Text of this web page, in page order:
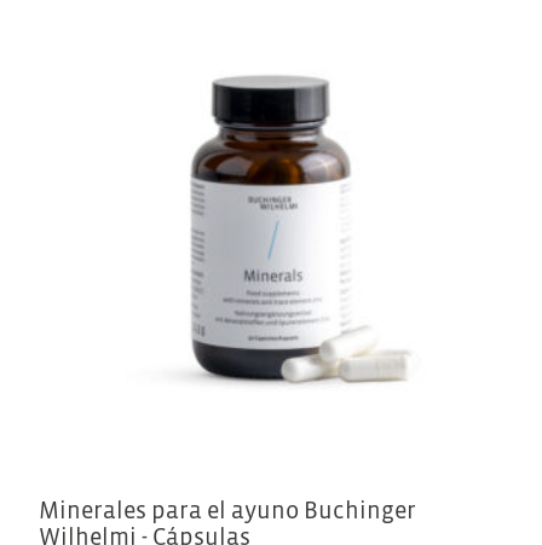
Minerales para el ayuno Buchinger
Wilhelmi - Cápsulas